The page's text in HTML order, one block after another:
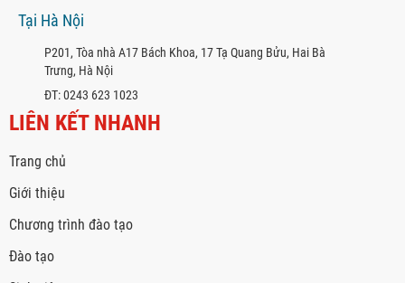
Tại Hà Nội
P201, Tòa nhà A17 Bách Khoa, 17 Tạ Quang Bửu, Hai Bà
Trưng, Hà Nội
ĐT: 0243 623 1023
LIÊN KẾT NHANH
Trang chủ
Giới thiệu
Chương trình đào tạo
Đào tạo